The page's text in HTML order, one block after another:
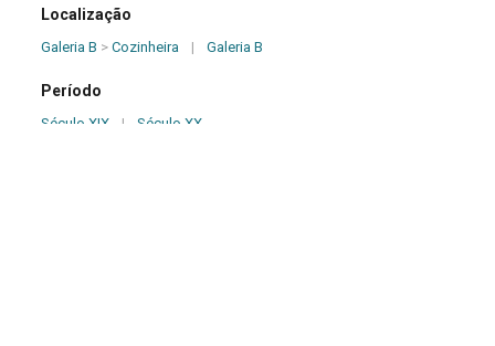
Localização
Galeria B >Cozinheira | Galeria B
Período
Século XIX | Século XX